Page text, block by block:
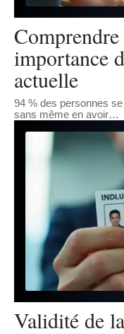
importance
actuelle
94 % des personnes
sans même en avoir…
Validité de